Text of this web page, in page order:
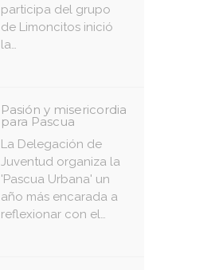
participa del grupo
de Limoncitos inició
la…
Pasión y misericordia
para Pascua
La Delegación de
Juventud organiza la
'Pascua Urbana' un
año más encarada a
reflexionar con el…